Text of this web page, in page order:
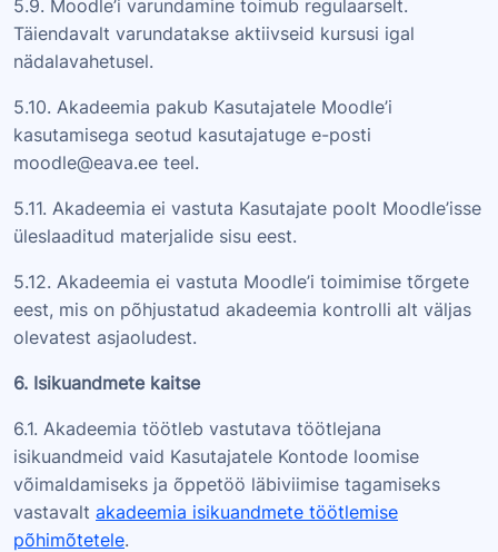
5.9. Moodle’i varundamine toimub regulaarselt.
Täiendavalt varundatakse aktiivseid kursusi igal
nädalavahetusel.
5.10. Akadeemia pakub Kasutajatele Moodle’i
kasutamisega seotud kasutajatuge e-posti
moodle@eava.ee teel.
5.11. Akadeemia ei vastuta Kasutajate poolt Moodle’isse
üleslaaditud materjalide sisu eest.
5.12. Akadeemia ei vastuta Moodle’i toimimise tõrgete
eest, mis on põhjustatud akadeemia kontrolli alt väljas
olevatest asjaoludest.
6. Isikuandmete kaitse
6.1. Akadeemia töötleb vastutava töötlejana
isikuandmeid vaid Kasutajatele Kontode loomise
võimaldamiseks ja õppetöö läbiviimise tagamiseks
vastavalt akadeemia isikuandmete töötlemise
põhimõtetele.